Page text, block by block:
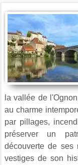
la vallée de
au charme
par pillages,
préserver un
découverte de ses
vestiges de son